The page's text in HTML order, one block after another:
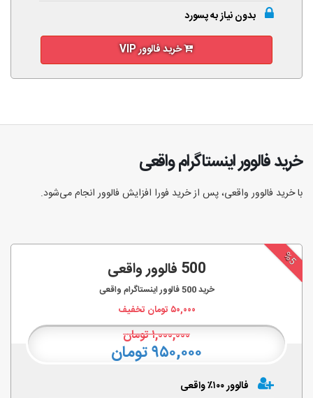
بدون نیاز به پسورد
خرید فالوور VIP
خرید فالوور اینستاگرام واقعی
با خرید فالوور واقعی، پس از خرید فورا افزایش فالوور انجام‌ می‌شود.
%5 500 فالوور واقعی
خرید500فالوور اینستاگرام واقعی
۵۰,۰۰۰تومان تخفیف
۱,۰۰۰,۰۰۰تومان
۹۵۰,۰۰۰ تومان
فالوور ۱۰۰٪ واقعی